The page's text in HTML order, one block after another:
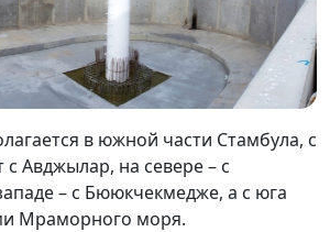
в южной части Стамбула, с
с Авджылар, на севере – с
– с Бююкчекмедже, а с юга
Мраморного моря.